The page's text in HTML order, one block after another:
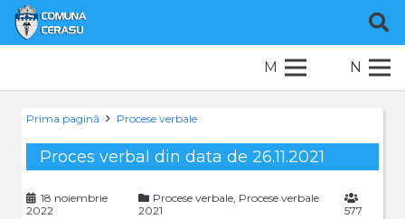
M N
Prima pagină Procese verbale
Proces verbal din data de 26.11.2021
18 noiembrie
2022
Procese verbale, Procese verbale
2021
577